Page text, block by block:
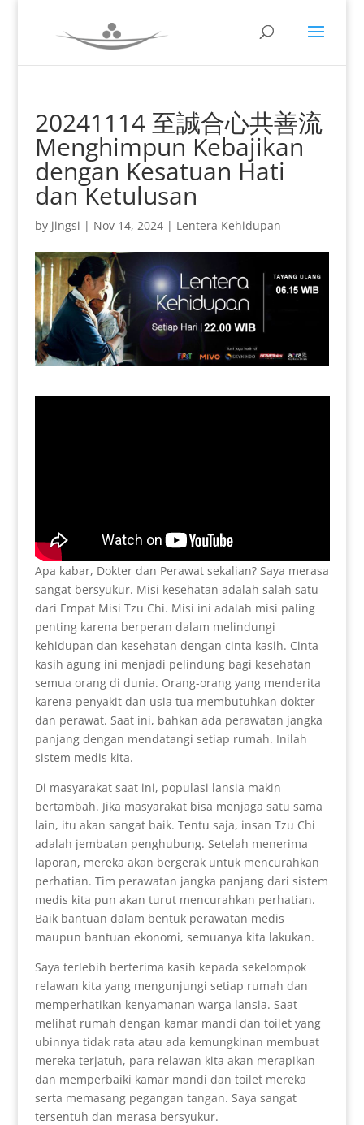
20241114 至誠合心共善流
Menghimpun Kebajikan
dengan Kesatuan Hati
dan Ketulusan
by jingsi | Nov 14, 2024| Lentera Kehidupan
Apa kabar, Dokter dan Perawat sekalian? Saya merasa
sangat bersyukur. Misi kesehatan adalah salah satu
dari Empat Misi Tzu Chi. Misi ini adalah misi paling
penting karena berperan dalam melindungi
kehidupan dan kesehatan dengan cinta kasih. Cinta
kasih agung ini menjadi pelindung bagi kesehatan
semua orang di dunia. Orang-orang yang menderita
karena penyakit dan usia tua membutuhkan dokter
dan perawat. Saat ini, bahkan ada perawatan jangka
panjang dengan mendatangi setiap rumah. Inilah
sistem medis kita.
Di masyarakat saat ini, populasi lansia makin
bertambah. Jika masyarakat bisa menjaga satu sama
lain, itu akan sangat baik. Tentu saja, insan Tzu Chi
adalah jembatan penghubung. Setelah menerima
laporan, mereka akan bergerak untuk mencurahkan
perhatian. Tim perawatan jangka panjang dari sistem
medis kita pun akan turut mencurahkan perhatian.
Baik bantuan dalam bentuk perawatan medis
maupun bantuan ekonomi, semuanya kita lakukan.
Saya terlebih berterima kasih kepada sekelompok
relawan kita yang mengunjungi setiap rumah dan
memperhatikan kenyamanan warga lansia. Saat
melihat rumah dengan kamar mandi dan toilet yang
ubinnya tidak rata atau ada kemungkinan membuat
mereka terjatuh, para relawan kita akan merapikan
dan memperbaiki kamar mandi dan toilet mereka
serta memasang pegangan tangan. Saya sangat
tersentuh dan merasa bersyukur.